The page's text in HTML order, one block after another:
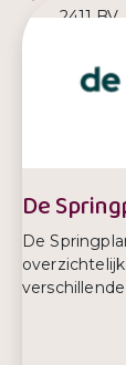
2411
De
De